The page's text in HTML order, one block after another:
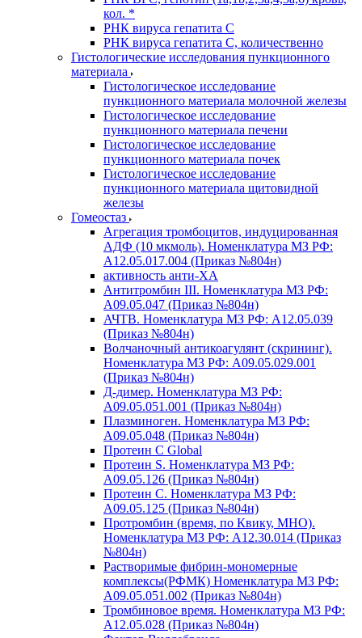
кол. *
РНК вируса гепатита C
РНК вируса гепатита C, количественно
Гистологические исследования пункционного
материала
Гистологическое исследование
пункционного материала молочной железы
Гистологическое исследование
пункционного материала печени
Гистологическое исследование
пункционного материала почек
Гистологическое исследование
пункционного материала щитовидной
железы
Гомеостаз
Агрегация тромбоцитов, индуцированная
АДФ (10 мкмоль). Номенклатура МЗ РФ:
A12.05.017.004 (Приказ №804н)
активность анти-ХА
Антитромбин III. Номенклатура МЗ РФ:
A09.05.047 (Приказ №804н)
АЧТВ. Номенклатура МЗ РФ: A12.05.039
(Приказ №804н)
Волчаночный антикоагулянт (скрининг).
Номенклатура МЗ РФ: A09.05.029.001
(Приказ №804н)
Д-димер. Номенклатура МЗ РФ:
A09.05.051.001 (Приказ №804н)
Плазминоген. Номенклатура МЗ РФ:
A09.05.048 (Приказ №804н)
Протеин C Global
Протеин S. Номенклатура МЗ РФ:
A09.05.126 (Приказ №804н)
Протеин С. Номенклатура МЗ РФ:
A09.05.125 (Приказ №804н)
Протромбин (время, по Квику, МНО).
Номенклатура МЗ РФ: A12.30.014 (Приказ
№804н)
Растворимые фибрин-мономерные
комплексы(РФМК) Номенклатура МЗ РФ:
A09.05.051.002 (Приказ №804н)
Тромбиновое время. Номенклатура МЗ РФ:
A12.05.028 (Приказ №804н)